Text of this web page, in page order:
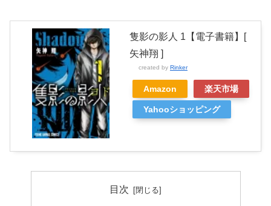
隻影の影人 1【電子書籍】[
矢神翔 ]
created by Rinker
Amazon 楽天市場
Yahooショッピング
目次